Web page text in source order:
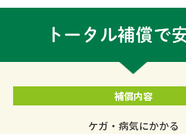
補償内容
ケガ・病気にかかる